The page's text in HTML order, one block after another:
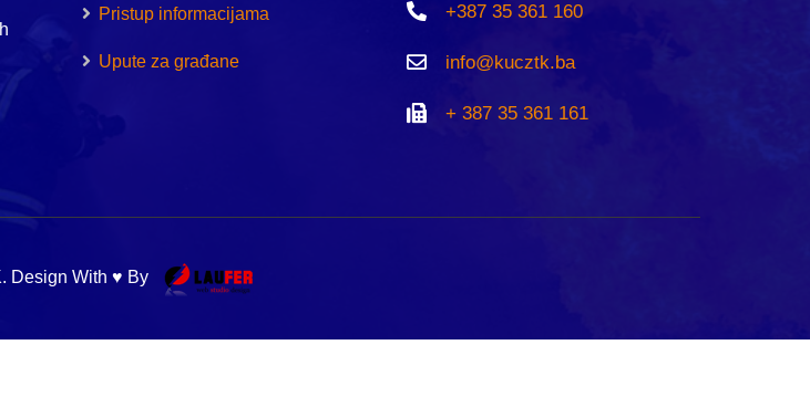
Pristup informacijama
Upute za građane
+387 35 361 160
info@kucztk.ba
+ 387 35 361 161
Design With ♥ By